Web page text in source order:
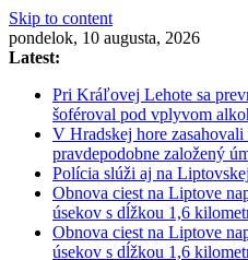
Skip to content
pondelok, 10 augusta, 2026
Latest:
Pri Kráľovej Lehote sa
šoféroval pod vplyvom
V Hradskej hore
pravdepodobne založený
Polícia slúži aj na
Obnova ciest na Liptove
úsekov s dĺžkou 1,6
Obnova ciest na Liptove
úsekov s dĺžkou 1,6